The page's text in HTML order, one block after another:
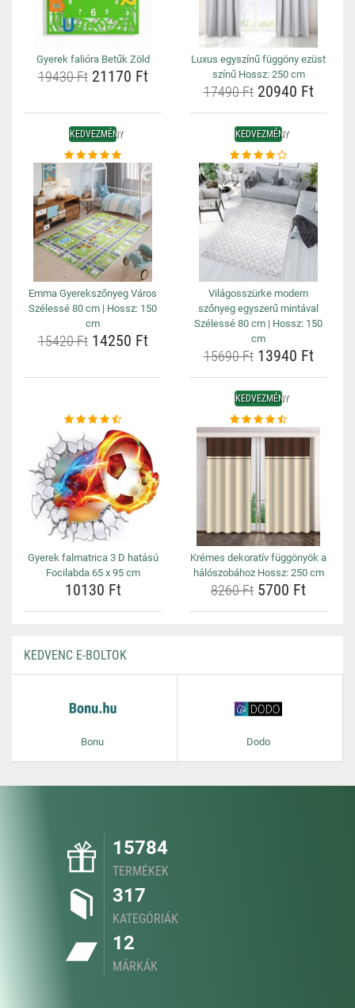
Gyerek falióra Betűk Zöld
19430 Ft21170 Ft
Luxus egyszínű függöny ezüst
színű Hossz: 250 cm
17490 Ft20940 Ft
KEDVEZMÉNY
Emma Gyerekszőnyeg Város
Szélessé 80 cm | Hossz: 150
cm
15420 Ft14250 Ft
KEDVEZMÉNY
Világosszürke modern
szőnyeg egyszerű mintával
Szélessé 80 cm | Hossz: 150
cm
15690 Ft13940 Ft
Gyerek falmatrica 3 D hatású
Focilabda 65 x 95 cm
10130 Ft
KEDVEZMÉNY
Krémes dekoratív függönyök a
hálószobához Hossz: 250 cm
8260 Ft 5700 Ft
KEDVENC E-BOLTOK
Bonu Dodo
15784
TERMÉKEK
317
KATEGÓRIÁK
12
MÁRKÁK